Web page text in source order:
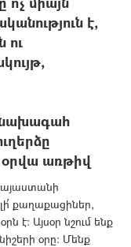
է,
ու
առթիվ
քաղաքացիներ,
է։ Այսօր նշում ենք
օրը։ Մենք